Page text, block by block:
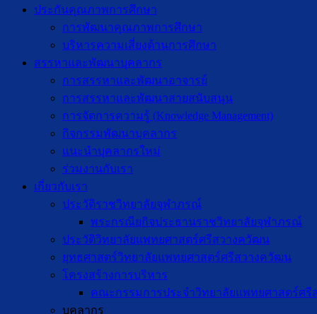
ประกันคุณภาพการศึกษา
การพัฒนาคุณภาพการศึกษา
บริหารความเสี่ยงด้านการศึกษา
สรรหาและพัฒนาบุคลากร
การสรรหาและพัฒนาอาจารย์
การสรรหาและพัฒนาสายสนับสนุน
การจัดการความรู้ (Knowledge Management)
กิจกรรมพัฒนาบุคลากร
แนะนำบุคลากรใหม่
ร่วมงานกับเรา
เกี่ยวกับเรา
ประวัติราชวิทยาลัยจุฬาภรณ์
พระกรณียกิจประธานราชวิทยาลัยจุฬาภรณ์
ประวัติวิทยาลัยแพทยศาสตร์ศรีสวางควัฒน
ยุทธศาสตร์วิทยาลัยแพทยศาสตร์ศรีสวางควัฒน
โครงสร้างการบริหาร
คณะกรรมการประจำวิทยาลัยแพทยศาสตร์ศรี
บุคลากร